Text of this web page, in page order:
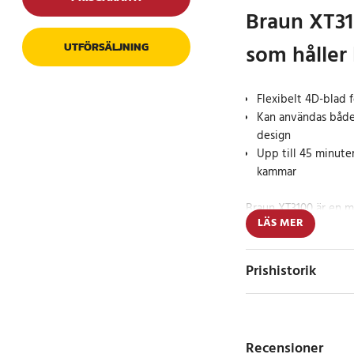
UTFÖRSÄLJNING
Braun
som
Flexibelt 4D-blad
Kan användas
design
Upp till 45
kammar
Braun XT3100 är
utformad för att
med hög precision.
riktningar och
konturer, vilket ger
hudirritation.
LÄS MER
Prishistorik
Recensioner